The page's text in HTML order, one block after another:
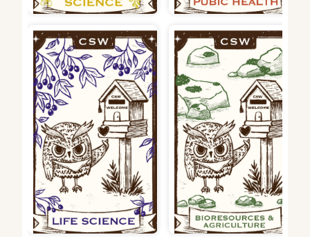
生命科學院：龍葵-臺灣各地可
見的植物，也長存於原住民族
文化中，象徵生物知識作為各
生技應用領域的基礎，也期待
持續發展，結出累累果實。
生農學院：苔癬–早期生態系
統直至今日仍存在。以低調但
穩定的特性默默耕耘著。苔癬
及石頭也象徵了堅強卻柔軟的
生命力。期許生農學院學生都
能在校園生活中可以成為擁有
彈性、能屈能伸的存在。